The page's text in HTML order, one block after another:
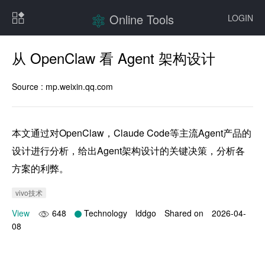
LOGIN
Online Tools
从 OpenClaw 看 Agent 架构设计
Source : mp.weixin.qq.com
本文通过对OpenClaw，Claude Code等主流Agent产品的
设计进行分析，给出Agent架构设计的关键决策，分析各
方案的利弊。
vivo技术
View 648 Technology lddgo Shared on
2026-04-
08